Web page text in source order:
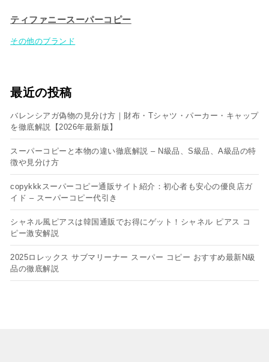
ティファニースーパーコピー
その他のブランド
最近の投稿
バレンシアガ偽物の見分け方｜財布・Tシャツ・パーカー・キャップ
を徹底解説【2026年最新版】
スーパーコピーと本物の違い徹底解説 – N級品、S級品、A級品の特
徴や見分け方
copykkkスーパーコピー通販サイト紹介：初心者も安心の優良店ガ
イド – スーパーコピー代引き
シャネル風ピアスは韓国通販でお得にゲット！シャネル ピアス コ
ピー​激安解説
2025ロレックス サブマリーナー スーパー コピー おすすめ最新N級
品の徹底解説